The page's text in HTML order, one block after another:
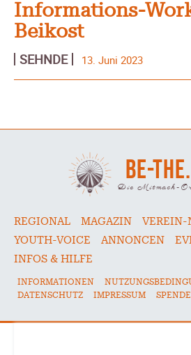
Informations-
Beikost
SEHNDE 13. Juni 2023
BE-
Die Mitmach-
REGIONAL MAGAZIN
VEREIN-
YOUTH-VOICE
ANNONCEN
INFOS & HILFE
INFORMATIONEN
DATENSCHUTZ
IMPRESSUM